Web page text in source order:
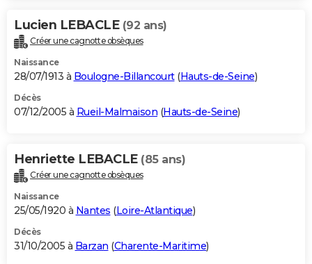
Lucien LEBACLE (92 ans)
Créer une cagnotte obsèques
Naissance
28/07/1913 à Boulogne-Billancourt(Hauts-de-Seine)
Décès
07/12/2005 à Rueil-Malmaison (Hauts-de-Seine)
Henriette LEBACLE (85 ans)
Créer une cagnotte obsèques
Naissance
25/05/1920 à Nantes (Loire-Atlantique)
Décès
31/10/2005 à Barzan (Charente-Maritime)